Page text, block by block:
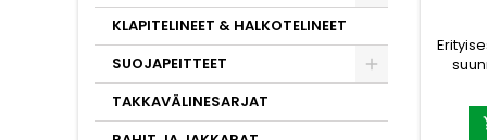
KLAPITELINEET & HALKOTELINEET
SUOJAPEITTEET
TAKKAVÄLINESARJAT